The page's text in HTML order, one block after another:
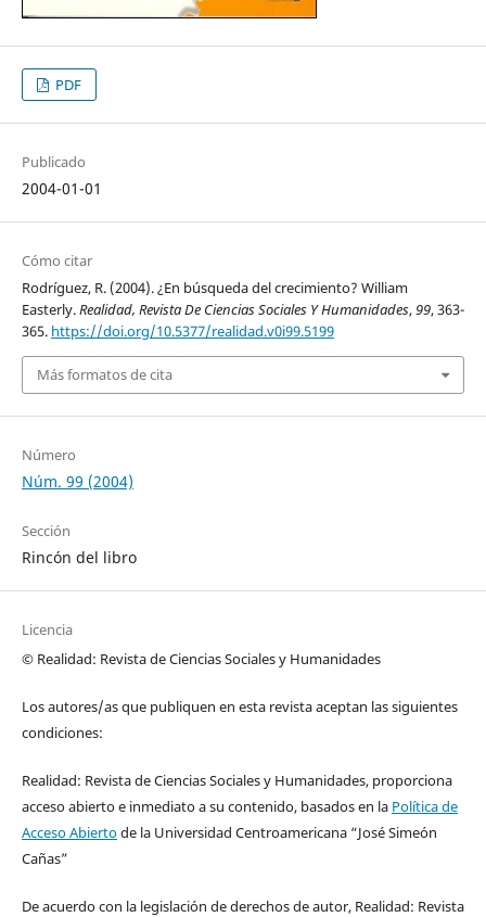
PDF
Publicado
2004-01-01
Cómo citar
Rodríguez, R. (2004). ¿En búsqueda del crecimiento? William
Easterly.Realidad, Revista De Ciencias Sociales Y Humanidades,99, 363-
365. https://doi.org/10.5377/realidad.v0i99.5199
Más formatos de cita
Número
Núm. 99 (2004)
Sección
Rincón del libro
Licencia
© Realidad: Revista de Ciencias Sociales y Humanidades
Los autores/as que publiquen en esta revista aceptan las siguientes
condiciones:
Realidad: Revista de Ciencias Sociales y Humanidades, proporciona
acceso abierto e inmediato a su contenido, basados en la Política de
Acceso Abiertode la Universidad Centroamericana “José Simeón
Cañas”
De acuerdo con la legislación de derechos de autor, Realidad: Revista